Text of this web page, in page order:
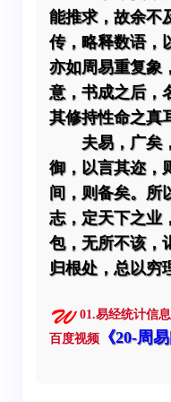
能推求，故余不
传，略释数语，
亦如周易重复象
意，书成之后，
其修持性命之真
夫易，广矣，
御，以言其迩，
间，则备矣。所
志，定天下之业
包，无所不该，
归根处，总以穷
01.易经统计信息
百度视频
《20-周